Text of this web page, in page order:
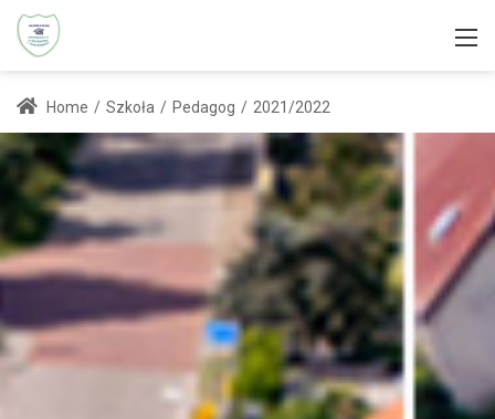
Home / Szkoła / Pedagog / 2021/2022